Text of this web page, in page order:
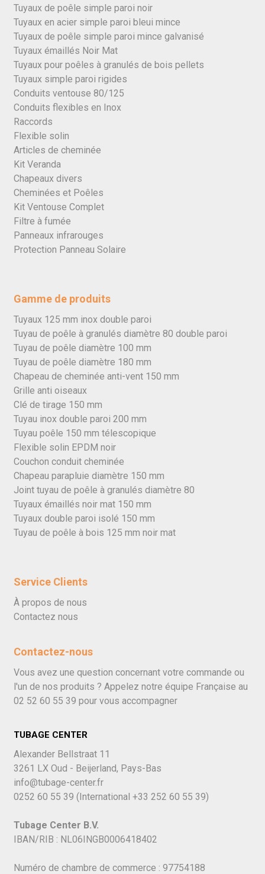
Tuyaux de poêle simple paroi noir
Tuyaux en acier simple paroi bleui mince
Tuyaux de poêle simple paroi mince galvanisé
Tuyaux émaillés Noir Mat
Tuyaux pour poêles à granulés de bois pellets
Tuyaux simple paroi rigides
Conduits ventouse 80/125
Conduits flexibles en Inox
Raccords
Flexible solin
Articles de cheminée
Kit Veranda
Chapeaux divers
Cheminées et Poêles
Kit Ventouse Complet
Filtre à fumée
Panneaux infrarouges
Protection Panneau Solaire
Gamme de produits
Tuyaux 125 mm inox double paroi
Tuyau de poêle à granulés diamètre 80 double paroi
Tuyau de poêle diamètre 100 mm
Tuyau de poêle diamètre 180 mm
Chapeau de cheminée anti-vent 150 mm
Grille anti oiseaux
Clé de tirage 150 mm
Tuyau inox double paroi 200 mm
Tuyau poêle 150 mm télescopique
Flexible solin EPDM noir
Couchon conduit cheminée
Chapeau parapluie diamètre 150 mm
Joint tuyau de poêle à granulés diamètre 80
Tuyaux émaillés noir mat 150 mm
Tuyaux double paroi isolé 150 mm
Tuyau de poêle à bois 125 mm noir mat
Service Clients
À propos de nous
Contactez nous
Contactez-nous
Vous avez une question concernant votre commande ou
l'un de nos produits ? Appelez notre équipe Française au
02 52 60 55 39 pour vous accompagner
TUBAGE CENTER
Alexander Bellstraat 11
3261 LX Oud - Beijerland, Pays-Bas
info@tubage-center.fr
0252 60 55 39 (International +33 252 60 55 39)
Tubage Center B.V.
IBAN/RIB : NL06INGB0006418402
Numéro de chambre de commerce : 97754188